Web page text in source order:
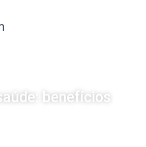
benefícios